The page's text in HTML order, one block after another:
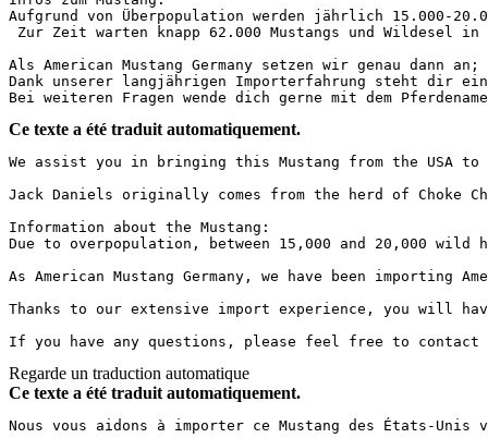
Aufgrund von Überpopulation werden jährlich 15.000-
Zur Zeit warten knapp 62.000 Mustangs und Wildesel
Als American Mustang Germany setzen wir genau
Dank unserer langjährigen Importerfahrung steht dir
Bei weiteren Fragen wende dich gerne mit dem
Ce texte a été traduit automatiquement.
We assist you in bringing this Mustang from the USA
Jack Daniels originally comes from the herd of
Information about the Mustang:
Due to overpopulation, between 15,000 and 20,000
As American Mustang Germany, we have been
Thanks to our extensive import experience, you will
If you have any questions, please feel free to contact
Regarde un traduction automatique
Ce texte a été traduit automatiquement.
Nous vous aidons à importer ce Mustang des États-